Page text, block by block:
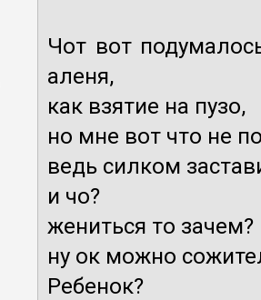
Чот вот
аленя,
как взятие на пузо,
но мне вот что не
ведь силком
и чо?
жениться то зачем?
ну ок можно
Ребенок?